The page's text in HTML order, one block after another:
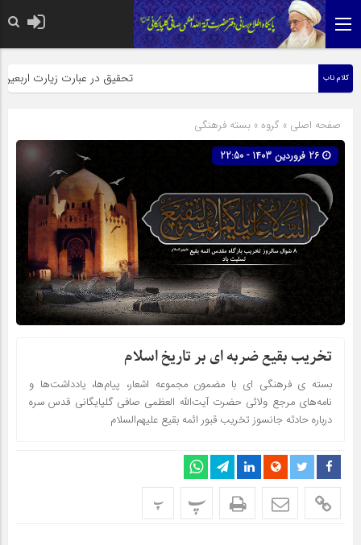
کلام ناب تحقیق در عبارت زیارت اربعین
صفحه اصلی » گروه » بسته فرهنگی
تخریب بقیع ضربه ای بر تاریخ اسلام
بسته ی فرهنگی ای با مضمون مجموعه اشعار، پیام‌ها، یادداشت‌ها و
نامه‌های مرجع ولائی حضرت آیت‌الله العظمی صافی گلپایگانی قدس سره
درباره حادثه جانسوز تخریب قبور ائمه بقیع علیهم‌السلام
پ پ